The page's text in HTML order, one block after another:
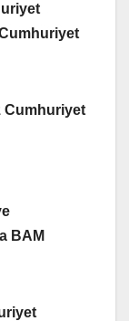
Cumhuriyet
BAM